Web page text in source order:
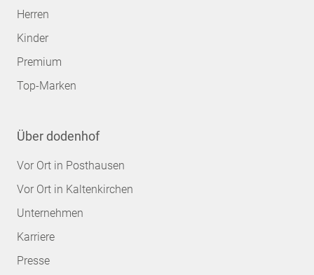
Herren
Kinder
Premium
Top-Marken
Über dodenhof
Vor Ort in Posthausen
Vor Ort in Kaltenkirchen
Unternehmen
Karriere
Presse